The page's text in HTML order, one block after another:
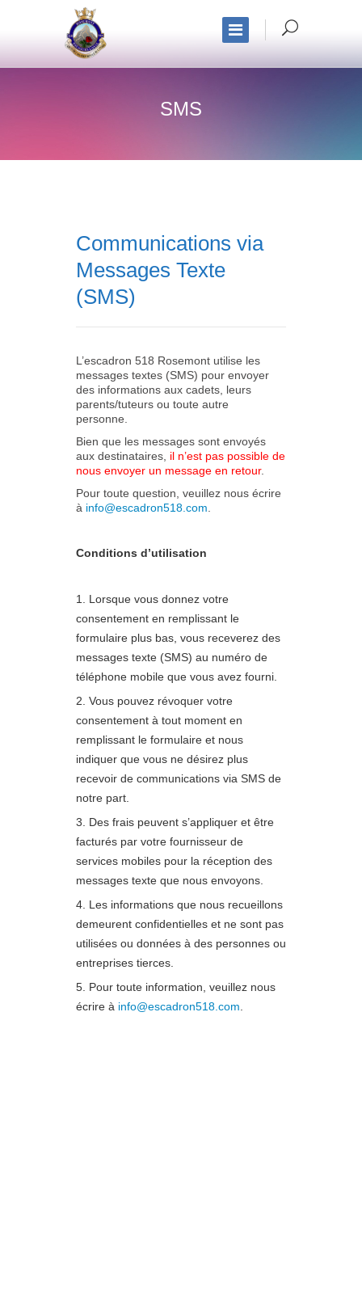
SMS
Communications via
Messages Texte
(SMS)
L’escadron 518 Rosemont utilise les
messages textes (SMS) pour envoyer
des informations aux cadets, leurs
parents/tuteurs ou toute autre
personne.
Bien que les messages sont envoyés
aux destinataires, il n’est pas possible de
nous envoyer un message en retour.
Pour toute question, veuillez nous écrire
à info@escadron518.com
Conditions d’utilisation
Lorsque vous donnez votre
consentement en remplissant le
formulaire plus bas, vous receverez des
messages texte (SMS) au numéro de
téléphone mobile que vous avez fourni.
Vous pouvez révoquer votre
consentement à tout moment en
remplissant le formulaire et nous
indiquer que vous ne désirez plus
recevoir de communications via SMS de
notre part.
Des frais peuvent s’appliquer et être
facturés par votre fournisseur de
services mobiles pour la réception des
messages texte que nous envoyons.
Les informations que nous recueillons
demeurent confidentielles et ne sont pas
utilisées ou données à des personnes ou
entreprises tierces.
Pour toute information, veuillez nous
écrire à info@escadron518.com